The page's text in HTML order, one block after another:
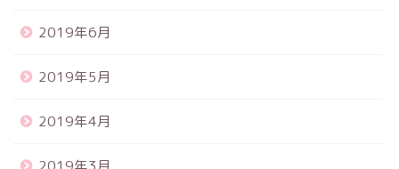
2019年6月
2019年5月
2019年4月